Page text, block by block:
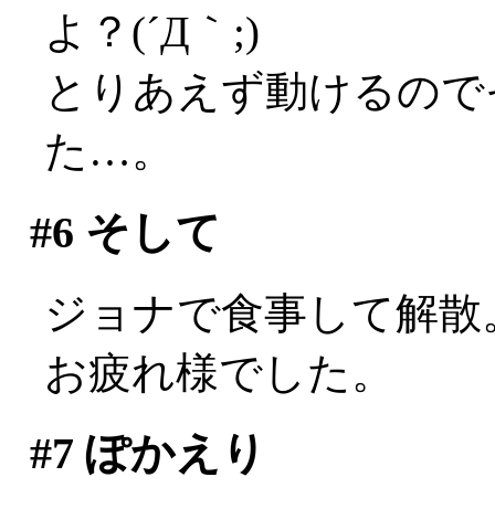
よ？(´Д｀;)
とりあえず動けるの
た…。
#6 そして
ジョナで食事して解散
お疲れ様でした。
#7 ぽかえり